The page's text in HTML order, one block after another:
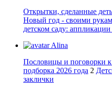
Открытки, сделанные
Новый год - своими
детском саду:
Alina
Пословицы и поговорки к
подборка 2026 года 2
заклички